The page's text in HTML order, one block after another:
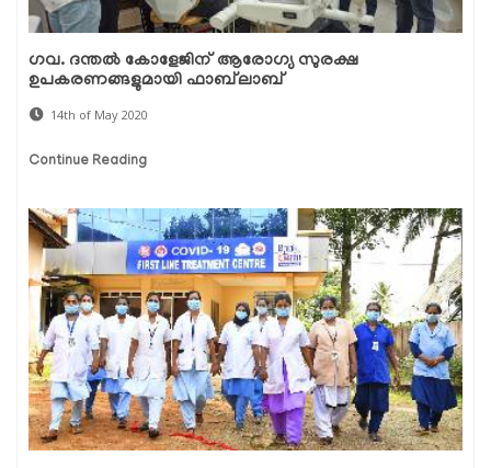
ഗവ. ദന്തൽ കോളേജിന് ആരോഗ്യ സുരക്ഷ
ഉപകരണങ്ങളുമായി ഫാബ്‌ലാബ്
14th of May 2020
Continue Reading